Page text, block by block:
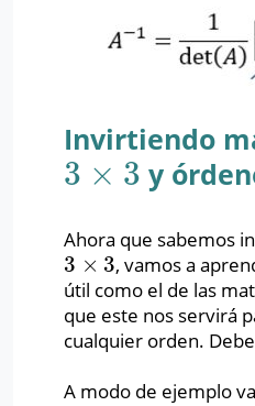
Invirtiendo
3 × 3
3×3 y
Ahora que sabemos
3 × 3
3 ×3
, vamos a
útil como el de las
que este nos servirá
cualquier orden.
A modo de ejemplo